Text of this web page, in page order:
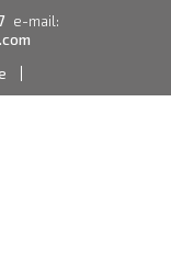
e-mail: